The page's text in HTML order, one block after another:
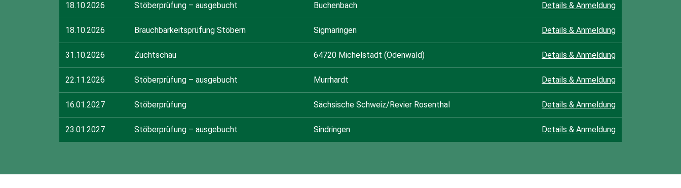
18.10.2026 Stöberprüfung – ausgebucht Buchenbach Details & Anmeldung
18.10.2026 Brauchbarkeitsprüfung Stöbern Sigmaringen Details & Anmeldung
31.10.2026 Zuchtschau 64720 Michelstadt (Odenwald) Details & Anmeldung
22.11.2026 Stöberprüfung – ausgebucht Murrhardt Details & Anmeldung
16.01.2027 Stöberprüfung Sächsische Schweiz/Revier Rosenthal Details & Anmeldung
23.01.2027 Stöberprüfung – ausgebucht Sindringen Details & Anmeldung